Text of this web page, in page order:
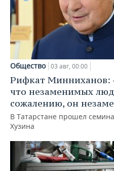
Общество 03 авг, 00:00
Рифкат Минниханов:
что незаменимых
сожалению, он
В Татарстане прошел
Хузина